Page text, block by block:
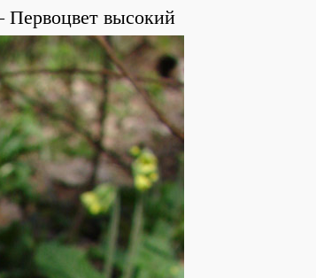
Первоцвет высокий